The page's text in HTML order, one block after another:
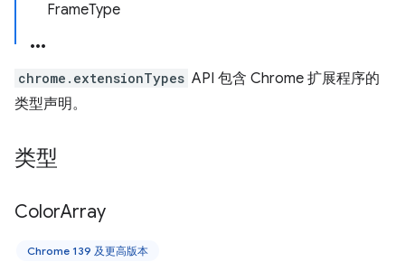
FrameType
chrome.extensionTypes API 包含 Chrome 扩展程序的
类型声明。
类型
ColorArray
Chrome 139 及更高版本